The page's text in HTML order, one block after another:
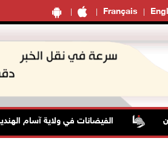
Français
الفيضانات في ولاية آسام الهندية تودي